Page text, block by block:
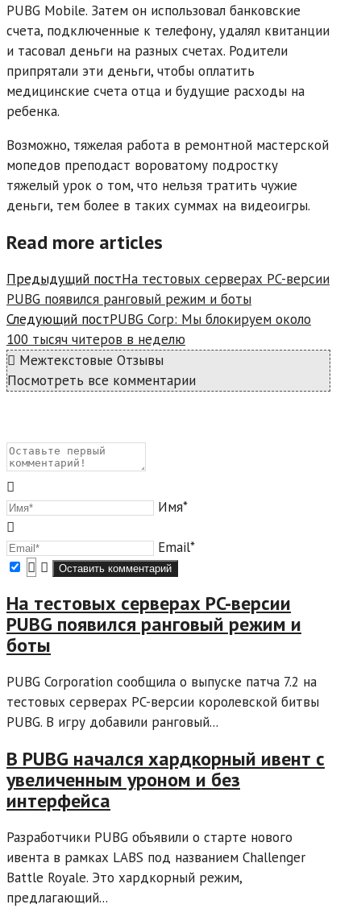
PUBG Mobile. Затем он использовал банковские
счета, подключенные к телефону, удалял квитанции
и тасовал деньги на разных счетах. Родители
припрятали эти деньги, чтобы оплатить
медицинские счета отца и будущие расходы на
ребенка.
Возможно, тяжелая работа в ремонтной мастерской
мопедов преподаст вороватому подростку
тяжелый урок о том, что нельзя тратить чужие
деньги, тем более в таких суммах на видеоигры.
Read more articles
Предыдущий постНа тестовых серверах PC-версии
PUBG появился ранговый режим и боты
Следующий постPUBG Corp: Мы блокируем около
100 тысяч читеров в неделю
Межтекстовые Отзывы
Посмотреть все комментарии
Имя*
Email*
На тестовых серверах PC-версии
PUBG появился ранговый режим и
боты
PUBG Corporation сообщила о выпуске патча 7.2 на
тестовых серверах PC-версии королевской битвы
PUBG. В игру добавили ранговый...
В PUBG начался хардкорный ивент с
увеличенным уроном и без
интерфейса
Разработчики PUBG объявили о старте нового
ивента в рамках LABS под названием Challenger
Battle Royale. Это хардкорный режим,
предлагающий...